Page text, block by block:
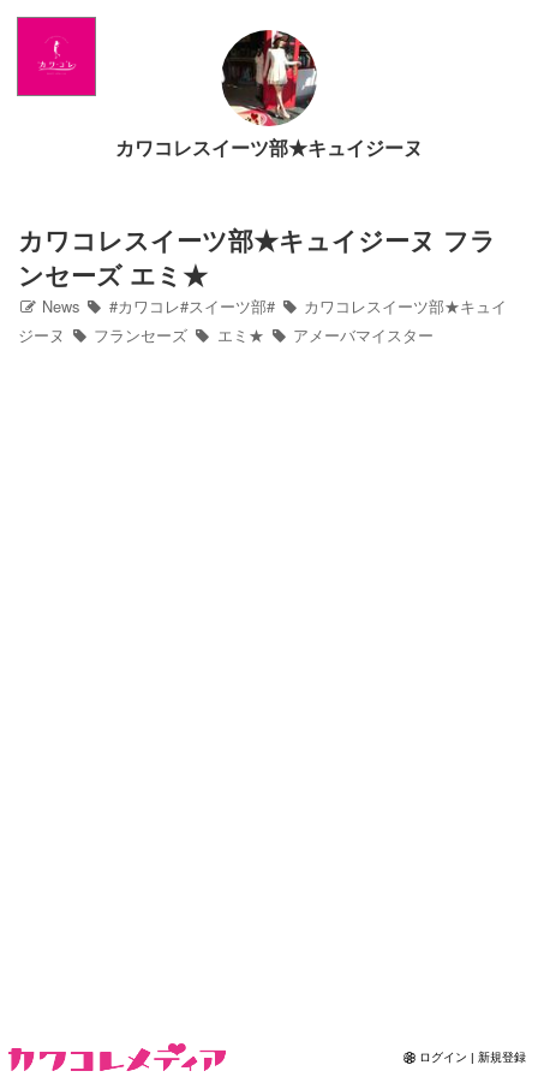
Home
News
出演情報
ブログ
Twitter
カワコレスイーツ部★キュイジーヌ
カワコレスイーツ部★キュイジーヌ フラ
ンセーズ エミ★
News #カワコレ#スイーツ部#
カワコレスイーツ部★キュイ
ジーヌ
フランセーズ エミ★ アメーバマイスター
ログイン | 新規登録